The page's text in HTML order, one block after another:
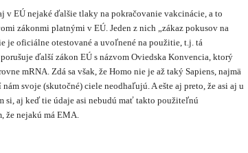
v EÚ nejaké ďalšie tlaky na pokračovanie vakcinácie, a to
zákonmi platnými v EÚ. Jeden z nich „zákaz pokusov na
je oficiálne otestované a uvoľnené na použitie, t.j. tá
ďalší zákon EÚ s názvom Oviedska Konvencia, ktorý
mRNA. Zdá sa však, že Homo nie je až taký Sapiens, najmä
svoje (skutočné) ciele neodhaľujú. A ešte aj preto, že asi aj u
si, aj keď tie údaje asi nebudú mať takto použiteľnú
že nejakú má EMA.